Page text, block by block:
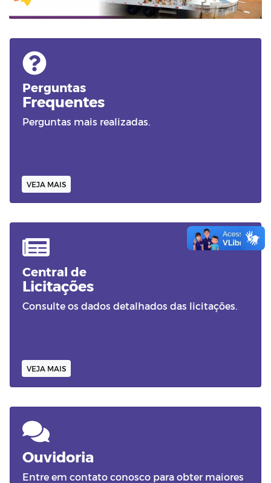
Perguntas
Frequentes
Perguntas mais realizadas.
VEJA MAIS
Central de
Licitações
Consulte os dados detalhados das licitações.
VEJA MAIS
Ouvidoria
Entre em contato conosco para obter maiores